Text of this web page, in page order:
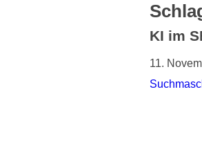
KI im
11.